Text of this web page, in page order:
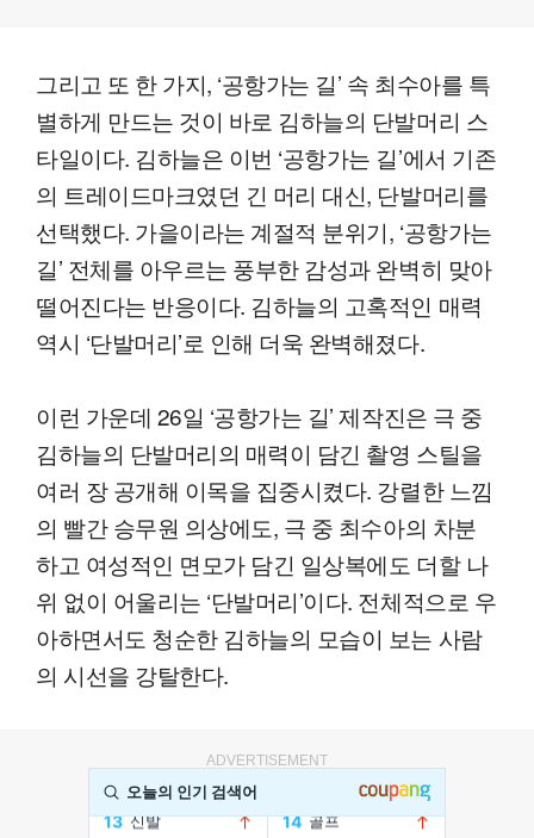
그리고 또 한 가지, ‘공항가는 길’ 속 최수아를 특
별하게 만드는 것이 바로 김하늘의 단발머리 스
타일이다. 김하늘은 이번 ‘공항가는 길’에서 기존
의 트레이드마크였던 긴 머리 대신, 단발머리를
선택했다. 가을이라는 계절적 분위기, ‘공항가는
길’ 전체를 아우르는 풍부한 감성과 완벽히 맞아
떨어진다는 반응이다. 김하늘의 고혹적인 매력
역시 ‘단발머리’로 인해 더욱 완벽해졌다.
이런 가운데 26일 ‘공항가는 길’ 제작진은 극 중
김하늘의 단발머리의 매력이 담긴 촬영 스틸을
여러 장 공개해 이목을 집중시켰다. 강렬한 느낌
의 빨간 승무원 의상에도, 극 중 최수아의 차분
하고 여성적인 면모가 담긴 일상복에도 더할 나
위 없이 어울리는 ‘단발머리’이다. 전체적으로 우
아하면서도 청순한 김하늘의 모습이 보는 사람
의 시선을 강탈한다.
ADVERTISEMENT